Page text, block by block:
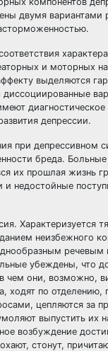
двумя вариантами
и моторных
выделяются
диагностическое
депрессии.
при депрессивном
бреда.
их прошлая жизнь
недостойные
Характеризуется
неизбежного
речевым
убеждены, что
чем они, возможно,
ходят по
цепляются за
выпустить их
возбуждение
стонут,